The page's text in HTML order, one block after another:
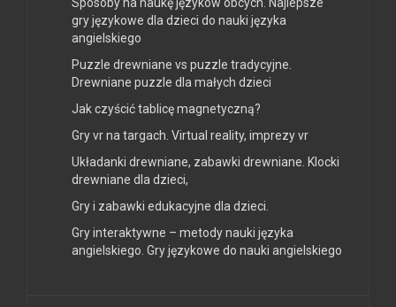
Sposoby na naukę języków obcych. Najlepsze
gry językowe dla dzieci do nauki języka
angielskiego
Puzzle drewniane vs puzzle tradycyjne.
Drewniane puzzle dla małych dzieci
Jak czyścić tablicę magnetyczną?
Gry vr na targach. Virtual reality, imprezy vr
Układanki drewniane, zabawki drewniane. Klocki
drewniane dla dzieci,
Gry i zabawki edukacyjne dla dzieci.
Gry interaktywne – metody nauki języka
angielskiego. Gry językowe do nauki angielskiego